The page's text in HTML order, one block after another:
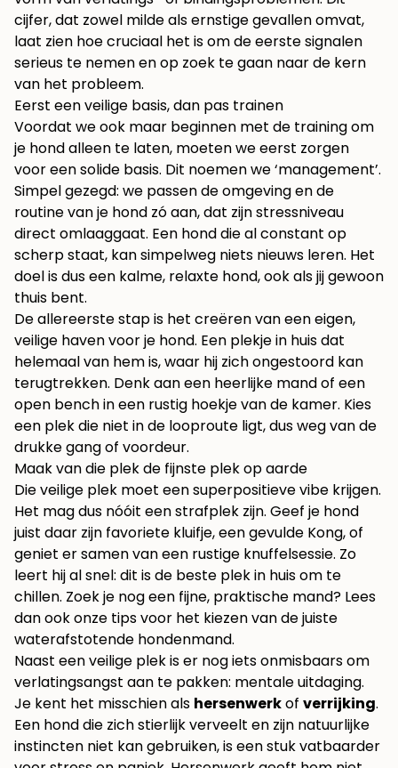
cijfer, dat zowel milde als ernstige gevallen omvat,
laat zien hoe cruciaal het is om de eerste signalen
serieus te nemen en op zoek te gaan naar de kern
van het probleem.
Eerst een veilige basis, dan pas trainen
Voordat we ook maar beginnen met de training om
je hond alleen te laten, moeten we eerst zorgen
voor een solide basis. Dit noemen we ‘management’.
Simpel gezegd: we passen de omgeving en de
routine van je hond zó aan, dat zijn stressniveau
direct omlaaggaat. Een hond die al constant op
scherp staat, kan simpelweg niets nieuws leren. Het
doel is dus een kalme, relaxte hond, ook als jij gewoon
thuis bent.
De allereerste stap is het creëren van een eigen,
veilige haven voor je hond. Een plekje in huis dat
helemaal van hem is, waar hij zich ongestoord kan
terugtrekken. Denk aan een heerlijke mand of een
open bench in een rustig hoekje van de kamer. Kies
een plek die niet in de looproute ligt, dus weg van de
drukke gang of voordeur.
Maak van die plek de fijnste plek op aarde
Die veilige plek moet een superpositieve vibe krijgen.
Het mag dus nóóit een strafplek zijn. Geef je hond
juist daar zijn favoriete kluifje, een gevulde Kong, of
geniet er samen van een rustige knuffelsessie. Zo
leert hij al snel: dit is de beste plek in huis om te
chillen. Zoek je nog een fijne, praktische mand? Lees
dan ook onze tips voor het kiezen van de juiste
waterafstotende hondenmand.
Naast een veilige plek is er nog iets onmisbaars om
verlatingsangst aan te pakken: mentale uitdaging.
Je kent het misschien als hersenwerkof verrijking.
Een hond die zich stierlijk verveelt en zijn natuurlijke
instincten niet kan gebruiken, is een stuk vatbaarder